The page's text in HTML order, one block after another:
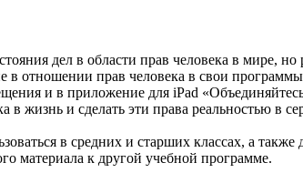
дел в области прав человека в
в отношении прав человека в свои
и в приложение для iPad
жизнь и сделать эти права реальностью в
в средних и старших классах, а
материала к другой учебной программе.